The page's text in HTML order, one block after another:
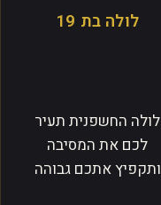
לולה בת 19
לולה החשפנית תעיר
לכם את המסיבה
ותקפיץ אתכם גבוהה